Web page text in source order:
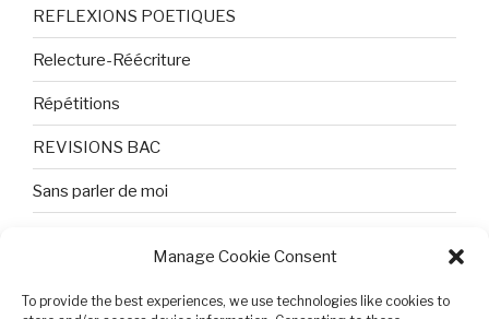
Manage Cookie Consent
To provide the best experiences, we use technologies like cookies to
REFLEXIONS POETIQUES
Relecture-Réécriture
Répétitions
REVISIONS BAC
Sans parler de moi